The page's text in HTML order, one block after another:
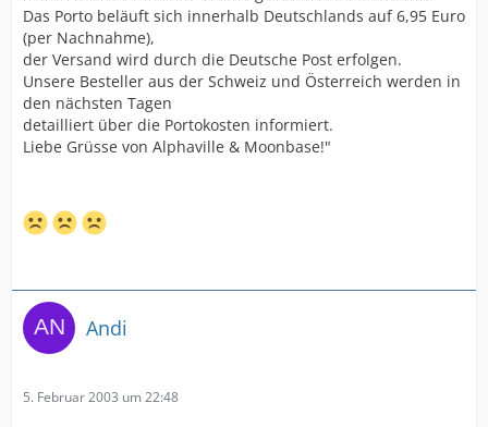
Das Porto beläuft sich innerhalb Deutschlands auf 6,95 Euro
(per Nachnahme),
der Versand wird durch die Deutsche Post erfolgen.
Unsere Besteller aus der Schweiz und Österreich werden in
den nächsten Tagen
detailliert über die Portokosten informiert.
Liebe Grüsse von Alphaville & Moonbase!"
Andi
5. Februar 2003 um 22:48